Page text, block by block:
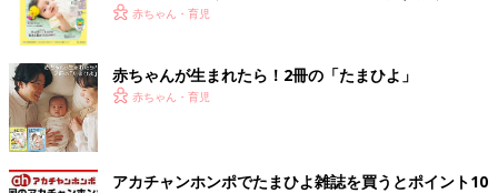
く！ おっぱい・ミルクの基本と夏のトラブル 解決テ
赤ちゃん・育児
赤ちゃんが生まれたら！2冊の「たまひよ」
赤ちゃん・育児
アカチャンホンポでたまひよ雑誌を買うとポイント10